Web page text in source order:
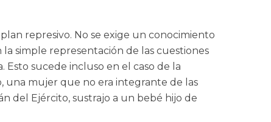
represivo. No se exige un conocimiento
simple representación de las cuestiones
sucede incluso en el caso de la
una mujer que no era integrante de las
del Ejército, sustrajo a un bebé hijo de